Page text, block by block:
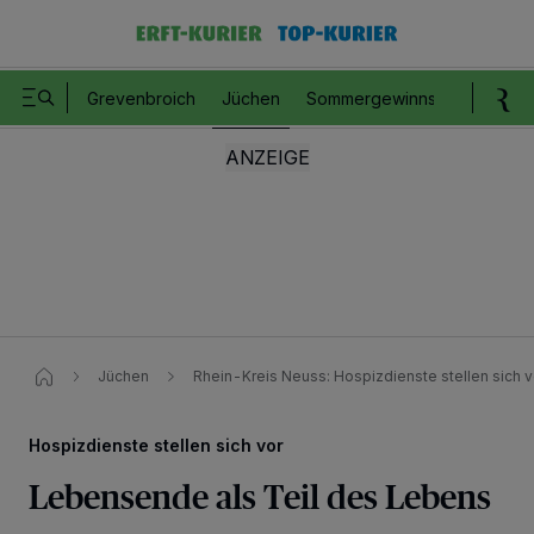
Grevenbroich Jüchen Sommergewinnspiel
Jüchen Rhein-Kreis Neuss: Hospizdienste stellen sich
Hospizdienste stellen sich vor
Lebensende als Teil des Lebens